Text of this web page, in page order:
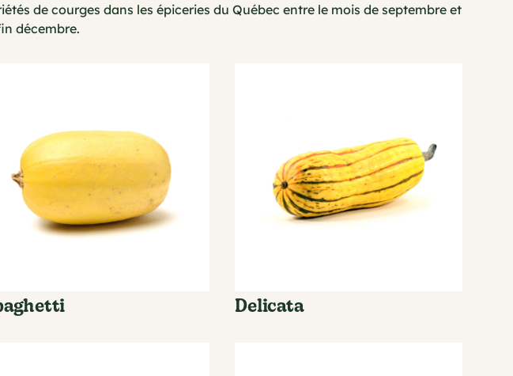
de courges dans les épiceries du Québec entre le mois de septembre et
décembre.
Delicata